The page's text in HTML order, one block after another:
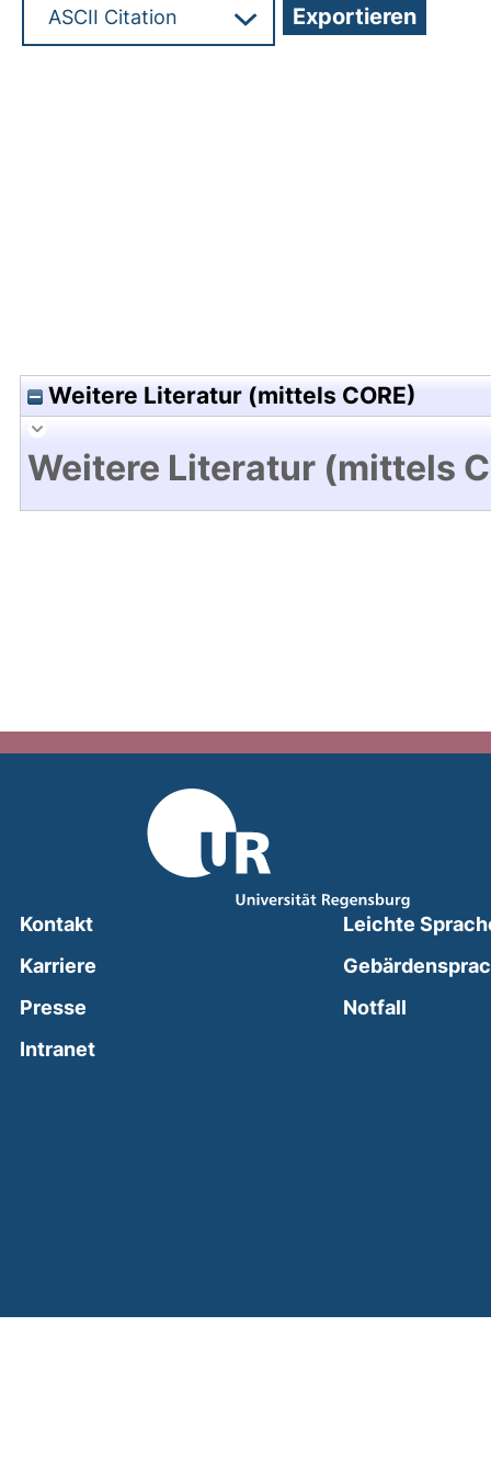
Weitere Literatur (mittels CORE)
Weitere Literatur (mittels
Kontakt
Karriere
Presse
Intranet(external link, opens in a new window)
Leichte
Notfall